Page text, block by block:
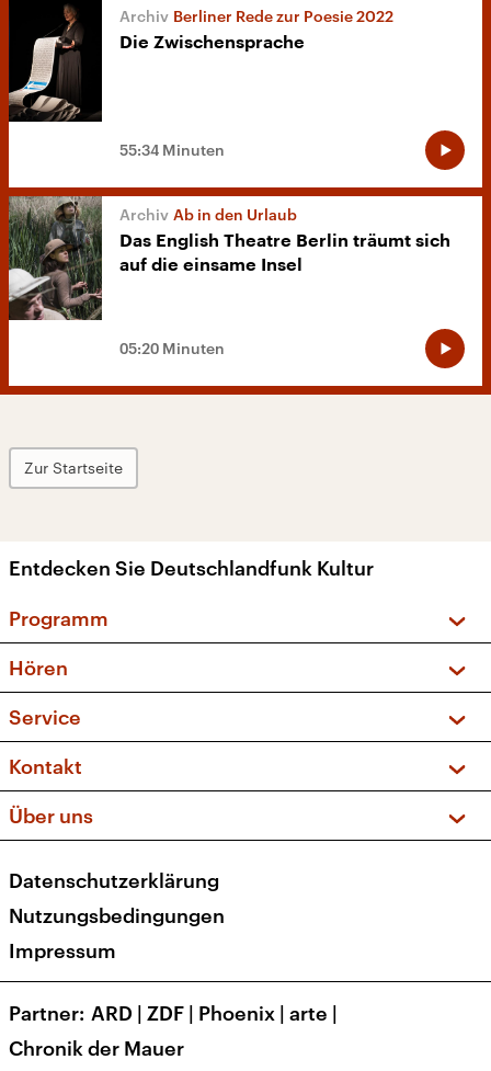
Berliner Rede zur Poesie 2022
Die Zwischensprache
55:34 Minuten
Ab in den Urlaub
Das English Theatre Berlin träumt sich
auf die einsame Insel
05:20 Minuten
Zur Startseite
Entdecken Sie Deutschlandfunk Kultur
Programm
Sendungen und Podcasts
Musikliste
Kakadu – Das Kinderprogramm
Hören
Frequenzen (UKW + DAB+)
Service
FAQ
Apps
Newsletter
Veranstaltungen
Kontakt
Social Media
Über uns
Presse
Karriere
Transparenz
Datenschutzerklärung
Nutzungsbedingungen
Impressum
Partner ARD | ZDF | Phoenix | arte |
Chronik der Mauer